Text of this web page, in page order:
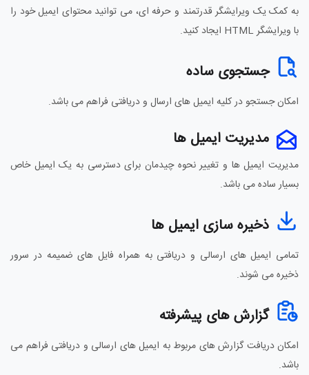
به کمک یک ویرایشگر قدرتمند و حرفه ای، می توانید محتوای ایمیل خود را
با ویرایشگر HTML ایجاد کنید.
جستجوی ساده
امکان جستجو در کلیه ایمیل های ارسال و دریافتی فراهم می باشد.
مدیریت ایمیل ها
مدیریت ایمیل ها و تغییر نحوه چیدمان برای دسترسی به یک ایمیل خاص
بسیار ساده می باشد.
ذخیره سازی ایمیل ها
تمامی ایمیل های ارسالی و دریافتی به همراه فایل های ضمیمه در سرور
ذخیره می شوند.
گزارش های پیشرفته
امکان دریافت گزارش های مربوط به ایمیل های ارسالی و دریافتی فراهم می
باشد.